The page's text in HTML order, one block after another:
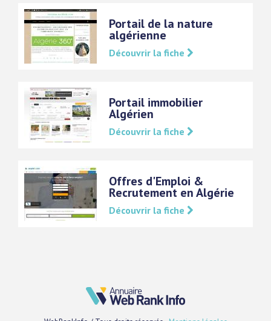
Portail de la nature
algérienne
Découvrir la fiche
Portail immobilier
Algérien
Découvrir la fiche
Offres d'Emploi &
Recrutement en Algérie
Découvrir la fiche